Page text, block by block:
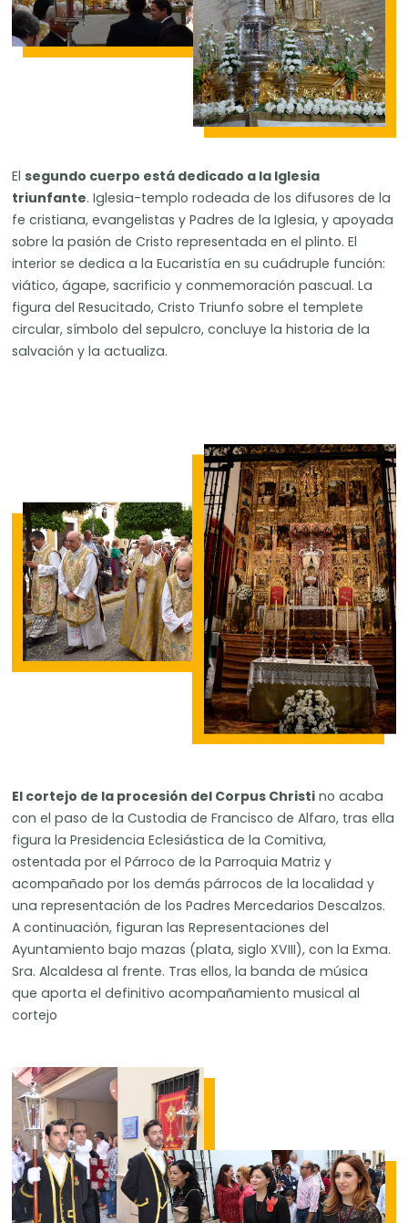
Elsegundo cuerpo está dedicado a la Iglesia
triunfante. Iglesia-templo rodeada de los difusores de la
fe cristiana, evangelistas y Padres de la Iglesia, y apoyada
sobre la pasión de Cristo representada en el plinto. El
interior se dedica a la Eucaristía en su cuádruple función:
viático, ágape, sacrificio y conmemoración pascual. La
figura del Resucitado, Cristo Triunfo sobre el templete
circular, símbolo del sepulcro, concluye la historia de la
salvación y la actualiza.
El cortejo de la procesión del Corpus Christi no acaba
con el paso de la Custodia de Francisco de Alfaro, tras ella
figura la Presidencia Eclesiástica de la Comitiva,
ostentada por el Párroco de la Parroquia Matriz y
acompañado por los demás párrocos de la localidad y
una representación de los Padres Mercedarios Descalzos.
A continuación, figuran las Representaciones del
Ayuntamiento bajo mazas (plata, siglo XVIII), con la Exma.
Sra. Alcaldesa al frente. Tras ellos, la banda de música
que aporta el definitivo acompañamiento musical al
cortejo